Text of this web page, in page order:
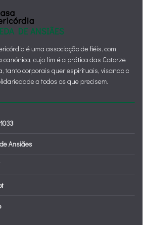
é uma associação de fiéis, com
cujo fim é a prática das Catorze
tanto corporais quer espirituais, visando o
a todos os que precisem.
Ansiães